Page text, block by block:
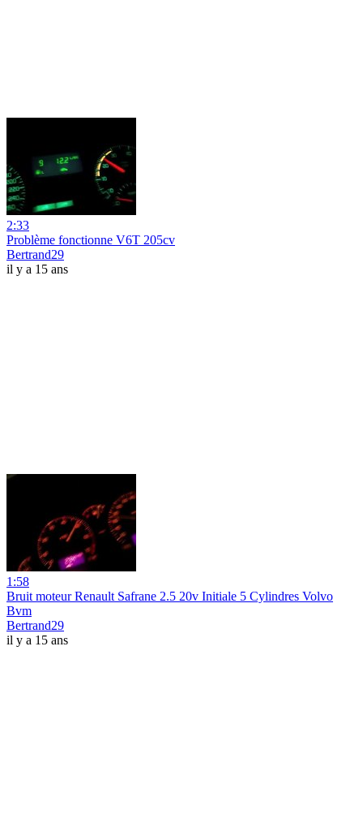
2:33
Problème fonctionne V6T 205cv
Bertrand29
il y a 15 ans
1:58
Bruit moteur Renault Safrane 2.5 20v Initiale 5 Cylindres Volvo
Bvm
Bertrand29
il y a 15 ans